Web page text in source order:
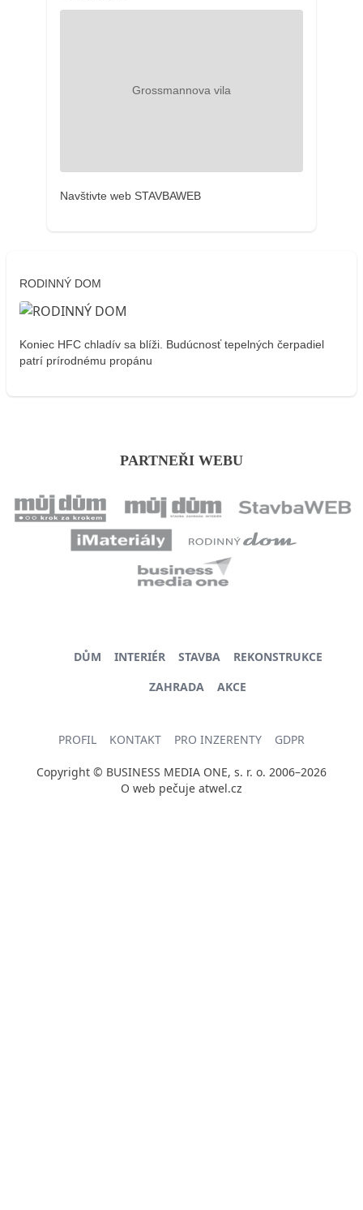
Navštivte web STAVBAWEB
RODINNÝ DOM
Koniec HFC chladív sa blíži. Budúcnosť tepelných čerpadiel
patrí prírodnému propánu
PARTNEŘI WEBU
DŮM INTERIÉR STAVBA
REKONSTRUKCE
ZAHRADA
AKCE
PROFIL KONTAKT PRO INZERENTY GDPR
Copyright © BUSINESS MEDIA ONE, s. r. o. 2006–2026